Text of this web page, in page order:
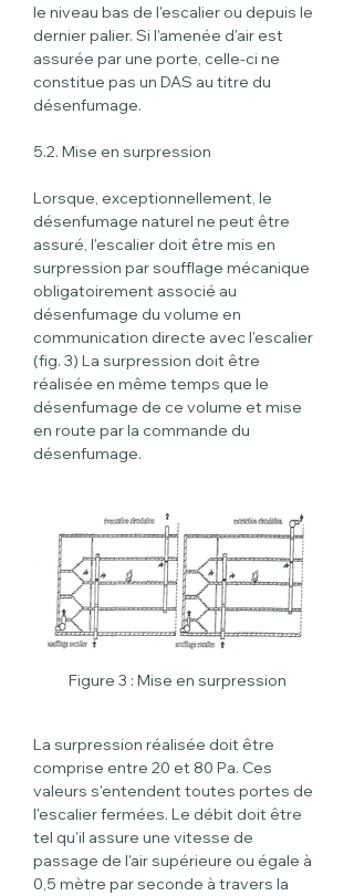
le niveau bas de l'escalier ou depuis le
dernier palier. Si l'amenée d'air est
assurée par une porte, celle-ci ne
constitue pas un DAS au titre du
désenfumage.
5.2. Mise en surpression
Lorsque, exceptionnellement, le
désenfumage naturel ne peut être
assuré, l'escalier doit être mis en
surpression par soufflage mécanique
obligatoirement associé au
désenfumage du volume en
communication directe avec l'escalier
(fig. 3) La surpression doit être
réalisée en même temps que le
désenfumage de ce volume et mise
en route par la commande du
désenfumage.
Figure 3 : Mise en surpression
La surpression réalisée doit être
comprise entre 20 et 80 Pa. Ces
valeurs s'entendent toutes portes de
l'escalier fermées. Le débit doit être
tel qu'il assure une vitesse de
passage de l'air supérieure ou égale à
0,5 mètre par seconde à travers la